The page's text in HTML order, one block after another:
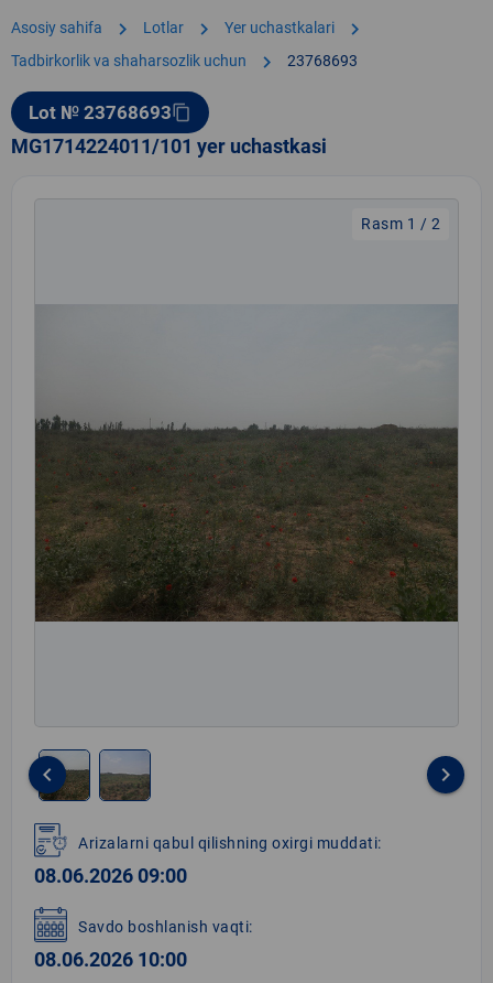
Asosiy sahifa chevron_right Lotlar chevron_right Yer uchastkalari chevron_right
Tadbirkorlik va shaharsozlik uchun chevron_right 23768693
Lot № 23768693content_copy
MG1714224011/101 yer uchastkasi
Rasm 1 / 2
1
of
2
keyboard_arrow_left keyboard_arrow_right
Arizalarni qabul qilishning oxirgi muddati:
08.06.2026 09:00
Savdo boshlanish vaqti:
08.06.2026 10:00